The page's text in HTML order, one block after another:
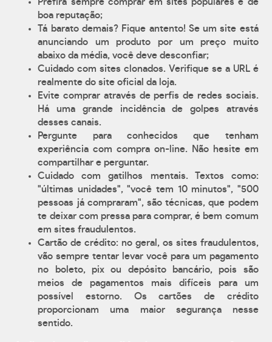
boa reputação;
Tá barato demais? Fique antento! Se um site está
anunciando um produto por um preço muito
abaixo da média, você deve desconfiar;
Cuidado com sites clonados. Verifique se a URL é
realmente do site oficial da loja.
Evite comprar através de perfis de redes sociais.
Há uma grande incidência de golpes através
desses canais.
Pergunte para conhecidos que tenham
experiência com compra on-line. Não hesite em
compartilhar e perguntar.
Cuidado com gatilhos mentais. Textos como:
"últimas unidades", "você tem 10 minutos", "500
pessoas já compraram", são técnicas, que podem
te deixar com pressa para comprar, é bem comum
em sites fraudulentos.
Cartão de crédito: no geral, os sites fraudulentos,
vão sempre tentar levar você para um pagamento
no boleto, pix ou depósito bancário, pois são
meios de pagamentos mais difíceis para um
possível estorno. Os cartões de crédito
proporcionam uma maior segurança nesse
sentido.